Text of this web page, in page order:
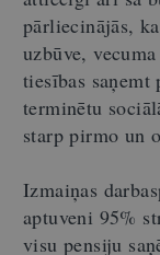
pārliecinājās,
uzbūve,
tiesības
terminētu
starp pirmo un
Izmaiņas
aptuveni 95%
visu pensiju